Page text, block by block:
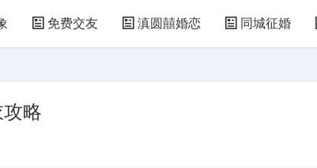
免费交友 滇圆囍婚恋 同城征婚
略